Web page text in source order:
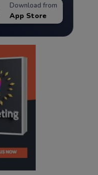
Download from
App Store